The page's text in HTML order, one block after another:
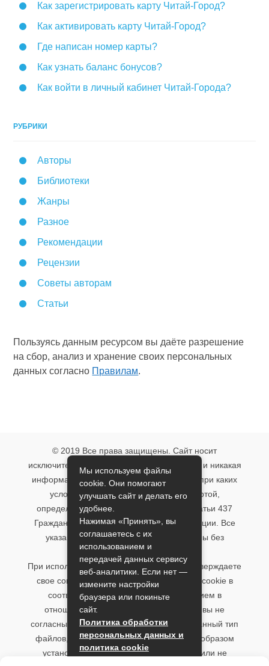
Как зарегистрировать карту Читай-Город?
Как активировать карту Читай-Город?
Где написан номер карты?
Как узнать баланс бонусов?
Как войти в личный кабинет Читай-Города?
РУБРИКИ
Авторы
Библиотеки
Жанры
Разное
Рекомендации
Рецензии
Советы авторам
Статьи
Пользуясь данным ресурсом вы даёте разрешение
на сбор, анализ и хранение своих персональных
данных согласно Правилам.
© 2019 Все права защищены. Сайт носит
исключительно информационный характер и никакая
информация, опубликованная на нём, ни при каких
условиях не является публичной офертой,
определяемой положениями пункта 2 статьи 437
Гражданского кодекса Российской Федерации. Все
указанные условия могут быть изменены без
предварительного уведомления.
При использовании данного сайта, вы подтверждаете
свое согласие на использование файлов cookie в
соответствии с настоящим уведомлением в
отношении данного типа файлов. Если вы не
согласны с тем, чтобы мы использовали данный тип
файлов, то вы должны соответствующим образом
установить настройки вашего браузера или не
Мы используем файлы
cookie. Они помогают
улучшать сайт и делать его
удобнее.
Нажимая «Принять», вы
соглашаетесь с их
использованием и
передачей данных сервису
веб-аналитики. Если нет —
измените настройки
браузера или покиньте
сайт.
Политика обработки
персональных данных и
политика cookie